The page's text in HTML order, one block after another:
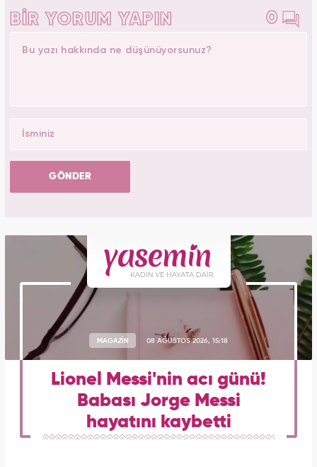
BİR YORUM YAPIN 0
GÖNDER
MAGAZİN 08 AĞUSTOS 2026, 15:18
Lionel Messi'nin acı günü!
Babası Jorge Messi
hayatını kaybetti